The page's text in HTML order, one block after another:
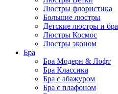
Люстры флористика
Большие люстры
Детские люстры и бра
Люстры Космос
Люстры эконом
Бра
Бра Модерн & Лофт
Бра Классика
Бра с абажуром
Бра с плафоном